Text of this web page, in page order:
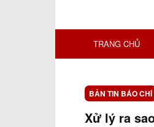
TRANG CHỦ
BẢN TIN BÁO CHÍ
Xử lý ra